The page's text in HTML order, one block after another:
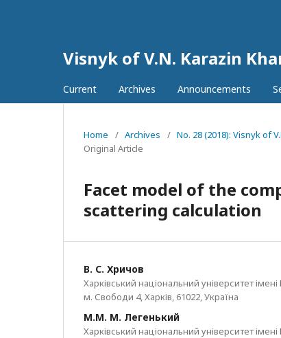
Visnyk of V.N. Karazin
Current Archives Announcements
Home / Archives / No. 28 (2018): Visnyk of
Original Article
Facet model of the
scattering calculation
В. С. Хричов
Харківський національний університет
м. Свободи 4, Харків, 61022, Україна
М.М. М. Легенький
Харківський національний університет